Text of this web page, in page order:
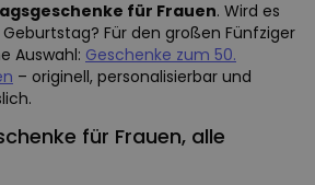
für Frauen. Wird es
Für den großen Fünfziger
Auswahl: Geschenke zum 50.
– originell, personalisierbar und
für Frauen, alle